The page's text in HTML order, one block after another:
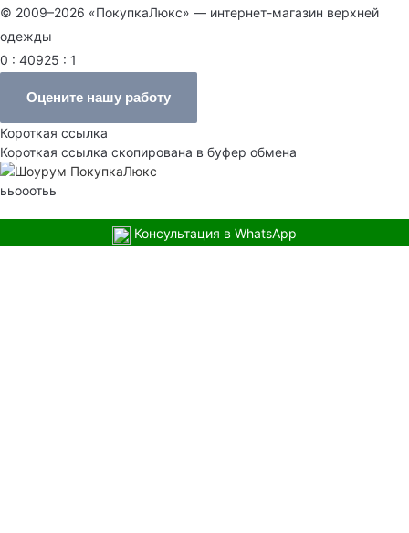
© 2009–2026 «ПокупкаЛюкс» — интернет-магазин верхней
одежды
0 : 40925 : 1
Оцените нашу работу
Короткая ссылка
Короткая ссылка скопирована в буфер обмена
ььооотьь
Консультация в WhatsApp